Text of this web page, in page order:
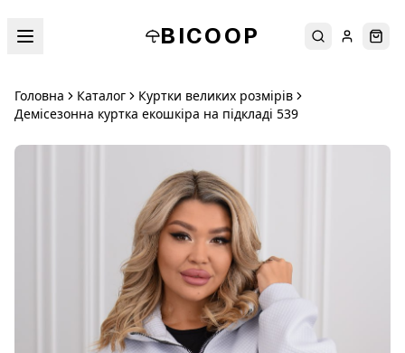
BICOOP ПошукУвійти
Головна Каталог
Куртки великих розмірів
Демісезонна куртка екошкіра на підкладі 539